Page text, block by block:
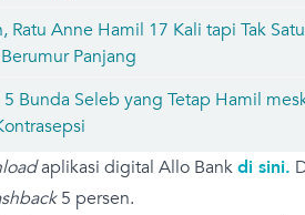
Ratu Anne Hamil 17 Kali tapi Tak
Panjang
5 Bunda Seleb yang Tetap Hamil
aplikasi digital Allo Bankdi sini.
5 persen.